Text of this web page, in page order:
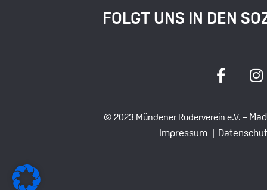
FOLGT UNS IN DEN
© 2023 Mündener Ruderverein e.V. –
Impressum |